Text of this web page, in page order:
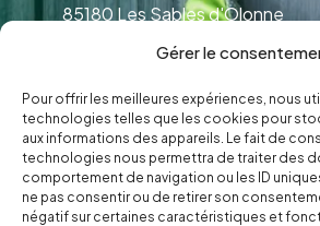
Gérer le
Pour offrir les meilleures expériences, nous
technologies telles que les cookies pour
aux informations des appareils. Le fait de
technologies nous permettra de traiter des
comportement de navigation ou les ID
ne pas consentir ou de retirer son
négatif sur certaines caractéristiques et
85180 Les Sables d'Olonne